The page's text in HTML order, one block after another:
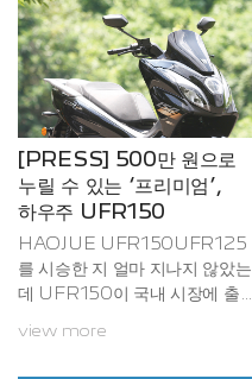
[PRESS] 500만 원으로
누릴 수 있는 ‘프리미엄’,
하우주 UFR150
HAOJUE UFR150UFR125
를 시승한 지 얼마 지나지 않았는
데 UFR150이 국내 시장에 출시
cc급 스쿠터를 타는 기분이라고
view more